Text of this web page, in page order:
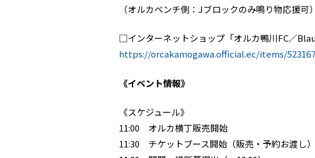
（オルカベンチ側：Jブロックのみ鳴り物応援可）
□インターネットショップ「オルカ鴨川FC／
https://orcakamogawa.official.ec/items/
《イベント情報》
《スケジュール》
11:00 オルカ横丁販売開始
11:30 チケットブース開始（販売・予約お渡し）